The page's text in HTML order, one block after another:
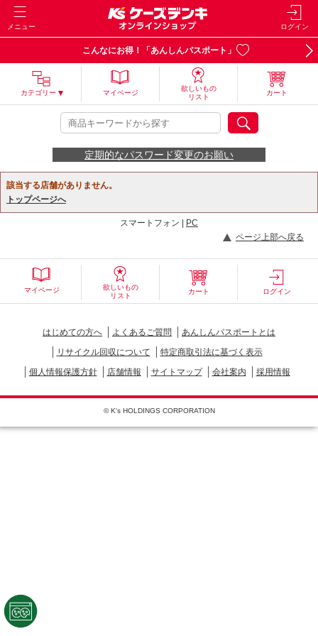
メニュー ログイン
こんなにお得！「あんしんパスポート」
カテゴリー マイページ
欲しいもの
リスト
カート
定期的なパスワード変更のお願い
該当する店舗がありません。
トップページへ
スマートフォン |
PC
ページ上部へ戻る
マイページ
欲しいもの
リスト
カート ログイン
はじめての方へ よくあるご質問
あんしんパスポートとは
リサイクル回収について
特定商取引法に基づく表示
個人情報保護方針
店舗情報 サイトマップ 会社案内 採用情報
© K's HOLDINGS CORPORATION